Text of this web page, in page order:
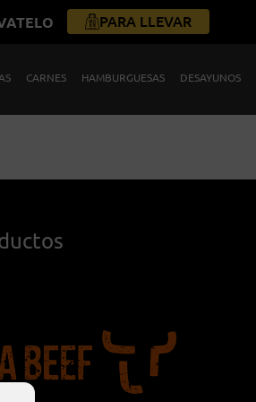
PARA LLEVAR
CARNES HAMBURGUESAS DESAYUNOS